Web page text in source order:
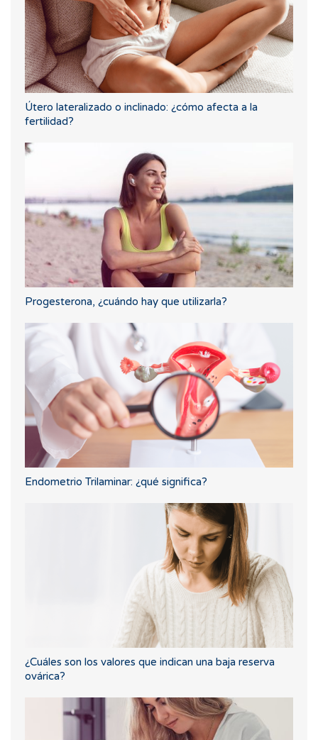
Útero lateralizado o inclinado: ¿cómo afecta a la
fertilidad?
Progesterona, ¿cuándo hay que utilizarla?
Endometrio Trilaminar: ¿qué significa?
¿Cuáles son los valores que indican una baja reserva
ovárica?